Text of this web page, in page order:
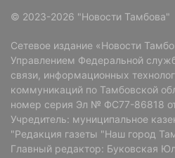
© 2023-2026 "Новости Тамбова"
Сетевое издание «Новости
Управлением Федеральной
связи, информационных
коммуникаций по Тамбовской
номер серия Эл № ФС77-86818
Учредитель: муниципальное
"Редакция газеты "Наш город
Главный редактор: Буковская